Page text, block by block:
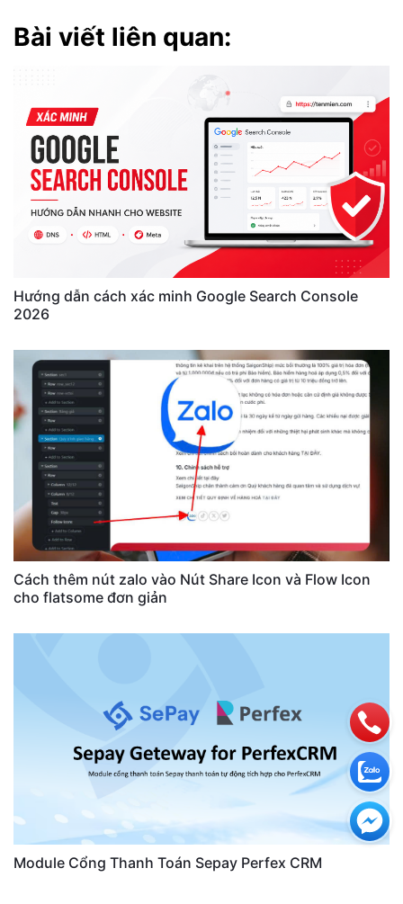
Bài viết liên quan:
Hướng dẫn cách xác minh Google Search Console
2026
Cách thêm nút zalo vào Nút Share Icon và Flow Icon
cho flatsome đơn giản
Module Cổng Thanh Toán Sepay Perfex CRM